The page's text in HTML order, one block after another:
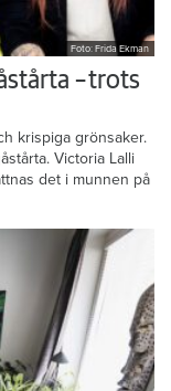
Foto: Frida Ekman
– trots
krispiga grönsaker.
Victoria Lalli
det i munnen på